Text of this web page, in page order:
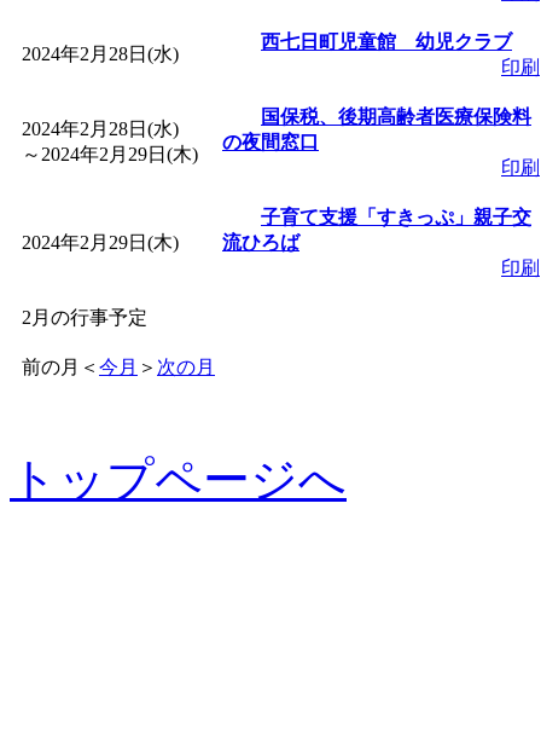
2024年2月28日(水)
西七日町児童館 幼児クラブ
印刷
2024年2月28日(水)
～ 2024年2月29日(木)
国保税、後期高齢者医療保険料
の夜間窓口
印刷
2024年2月29日(木)
子育て支援「すきっぷ」親子交
流ひろば
印刷
2月の行事予定
前の月 ＜ 今月 ＞ 次の月
トップページへ